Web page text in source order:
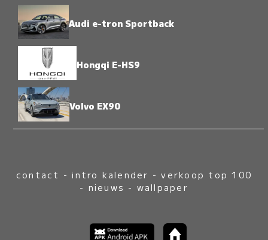
Audi e-tron Sportback
Hongqi E-HS9
Volvo EX90
contact -intro kalender -verkoop top 100
- nieuws - wallpaper